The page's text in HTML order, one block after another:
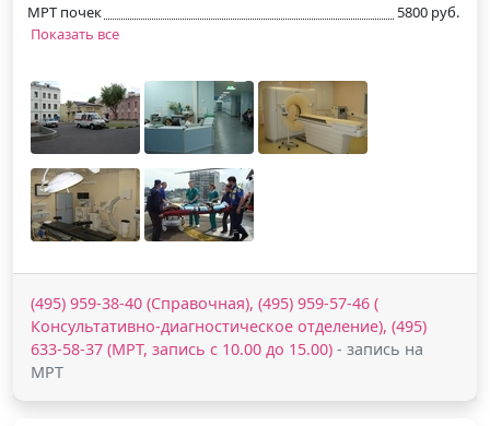
МРТ почек
5800 руб.
Показать все
(495) 959-38-40 (Справочная), (495) 959-57-46 (
Консультативно-диагностическое отделение), (495)
633-58-37 (МРТ, запись с 10.00 до 15.00) - запись на
МРТ